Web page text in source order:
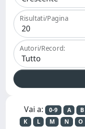
Risultati/Pagina
Autori/Record:
Vai a: 0-9 A B
K
L M N O